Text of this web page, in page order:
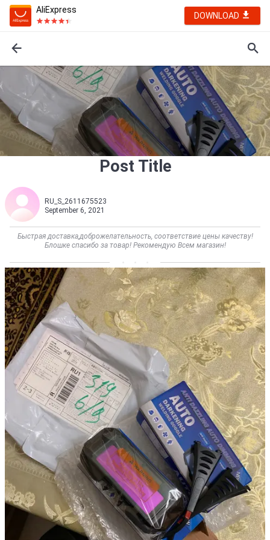
AliExpress
DOWNLOAD
Post Title
RU_S_2611675523
September 6, 2021
Быстрая доставка,доброжелательность, соответствие цены качеству!
Блошке спасибо за товар! Рекомендую Всем магазин!